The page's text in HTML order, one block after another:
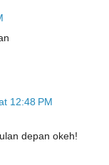
12:48 PM
depan okeh!